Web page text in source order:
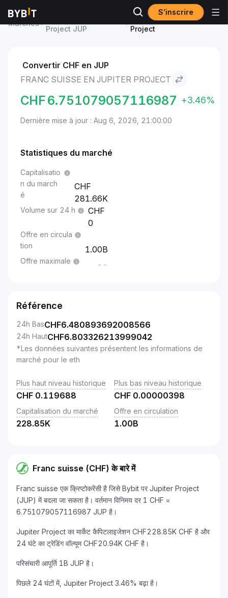
S’inscrire
Marchés
Project JUP
Franc suisse to Jupiter
Project
Convertir CHF en JUP
FRANC SUISSE EN JUPITER PROJECT
CHF6.751079057116987 +3.46%
Dernière mise à jour : Aug 6, 2026, 21:00:00
Statistiques du marché
Capitalisatio
n du march
é
281.66K
Volume sur 24 h
0
Offre en circula
tion
1.00B
Offre maximale --
Référence
24h BasCHF6.480893692008566
24h HautCHF6.803326213999042
*Les données suivantes présentent les informations de
marché pour le eth
Plus haut niveau historique
CHF 0.119688
Plus bas niveau historique
CHF 0.00000398
Capitalisation du marché
228.85K
Offre en circulation
1.00B
Franc suisse (CHF) के बारे में
Franc suisse एक क्रिप्टोकरेंसी है जिसे Bybit पर Jupiter Project
(JUP) में बदला जा सकता है। वर्तमान विनिमय दर 1 CHF =
6.751079057116987 JUP है।
Jupiter Project का मार्केट कैपिटलाइजेशन CHF228.85K CHF है और
24 घंटे का ट्रेडिंग वॉल्यूम CHF20.94K CHF है।
परिसंचारी आपूर्ति 1B JUP है।
पिछले 24 घंटों में, Jupiter Project 3.46% बढ़ा है।